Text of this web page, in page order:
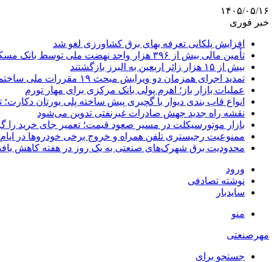
۱۴۰۵/۰۵/۱۶
خبر فوری
افزایش پلکانی تعرفه بهای برق کشاورزی لغو شد
تأمین مالی بیش از ۳۹۶ هزار واحد نهضت ملی توسط بانک مسکن
بیش از ۱۵ هزار زائر اربعین به البرز بازگشتند
تمدید اجرای همزمان دو ویرایش مبحث ۱۹ مقررات ملی ساختمان تا پایان سال
عملیات بازار باز؛ اهرم پولی بانک مرکزی برای مهار تورم
انواع قاب بندی دیوار با گچبری پیش ساخته پلی یورتان
نقشه راه جدید جهش صادرات غیرنفتی تدوین می‌شود
بازار موتورسیکلت در مسیر صعود قیمت؛ تعمیر جای خرید را
ممنوعیت رجیستری تلفن همراه و خروج برخی خودروها در ایام
محدودیت برق شهرک‌های صنعتی به یک روز در هفته کاهش
ورود
نوشته تصادفی
سایدبار
منو
مهرصنعتی
جستجو برای